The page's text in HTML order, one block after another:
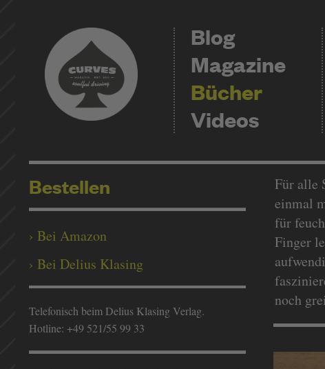
Blog
Magazine
Bücher
Videos
Bestellen
› Bei Amazon
› Bei Delius Klasing
Telefonisch beim Delius Klasing Verlag.
Hotline: +49 521/55 99 33
Für alle
einmal
für
Finger
noch